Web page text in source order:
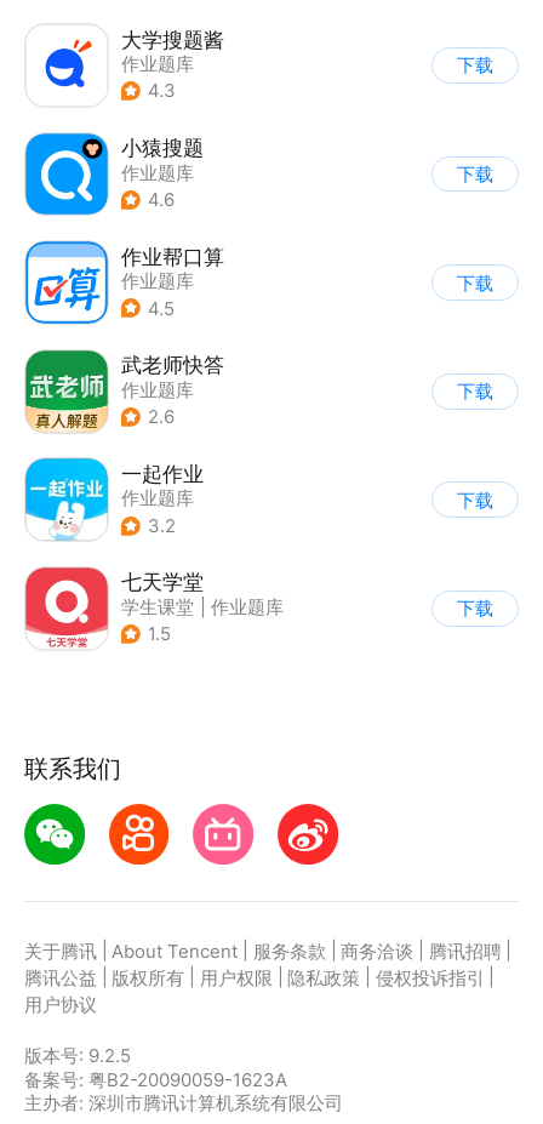
大学搜题酱
作业题库
4.3
下载
小猿搜题
作业题库
4.6
下载
作业帮口算
作业题库
4.5
下载
武老师快答
作业题库
2.6
下载
一起作业
作业题库
3.2
下载
七天学堂
学生课堂
作业题库
1.5
下载
联系我们
关于腾讯 About Tencent 服务条款 商务洽谈 腾讯招聘
腾讯公益
版权所有 用户权限 隐私政策 侵权投诉指引
用户协议
版本号: 9.2.5
备案号: 粤B2-20090059-1623A
主办者: 深圳市腾讯计算机系统有限公司